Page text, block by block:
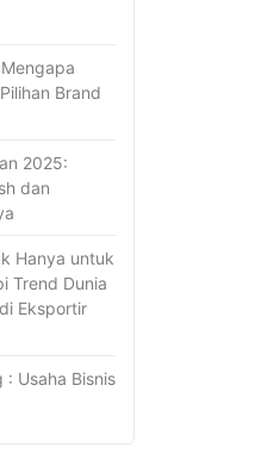
Brand
2025:
dan
Hanya untuk
Trend Dunia
Eksportir
: Usaha Bisnis